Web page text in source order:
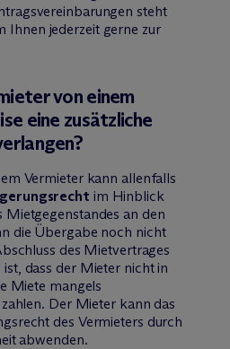
steht
Ihnen jederzeit gerne zur
von einem
eine zusätzliche
Vermieter kann allenfalls
im Hinblick
Mietgegenstandes an den
die Übergabe noch nicht
des Mietvertrages
dass der Mieter nicht in
Miete mangels
Der Mieter kann das
des Vermieters durch
abwenden.